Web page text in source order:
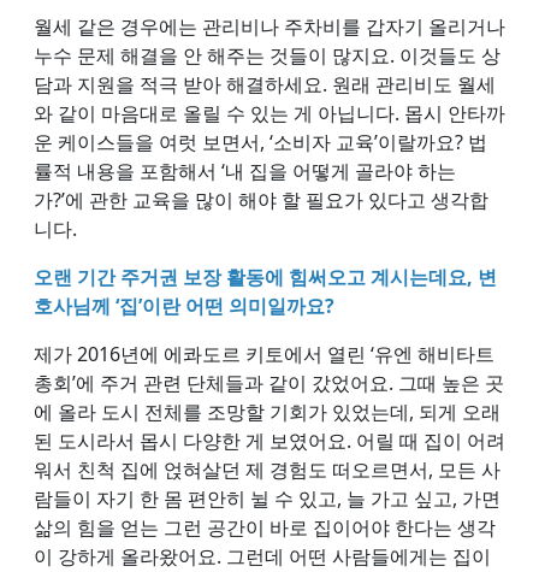
월세 같은 경우에는 관리비나 주차비를 갑자기 올리거나
누수 문제 해결을 안 해주는 것들이 많지요. 이것들도 상
담과 지원을 적극 받아 해결하세요. 원래 관리비도 월세
와 같이 마음대로 올릴 수 있는 게 아닙니다. 몹시 안타까
운 케이스들을 여럿 보면서, ‘소비자 교육’이랄까요? 법
률적 내용을 포함해서 ‘내 집을 어떻게 골라야 하는
가?’에 관한 교육을 많이 해야 할 필요가 있다고 생각합
니다.
오랜 기간 주거권 보장 활동에 힘써오고 계시는데요, 변
호사님께 ‘집’이란 어떤 의미일까요?
제가 2016년에 에콰도르 키토에서 열린 ‘유엔 해비타트
총회’에 주거 관련 단체들과 같이 갔었어요. 그때 높은 곳
에 올라 도시 전체를 조망할 기회가 있었는데, 되게 오래
된 도시라서 몹시 다양한 게 보였어요. 어릴 때 집이 어려
워서 친척 집에 얹혀살던 제 경험도 떠오르면서, 모든 사
람들이 자기 한 몸 편안히 뉠 수 있고, 늘 가고 싶고, 가면
삶의 힘을 얻는 그런 공간이 바로 집이어야 한다는 생각
이 강하게 올라왔어요. 그런데 어떤 사람들에게는 집이